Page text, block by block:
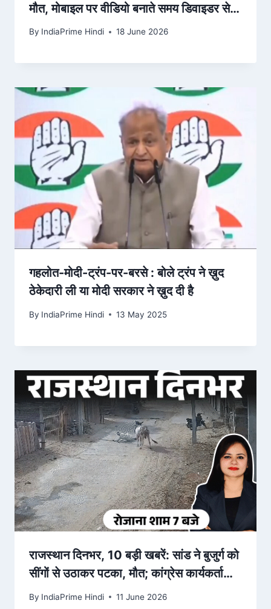
मौत, मोबाइल पर वीडियो बनाते समय डिवाइडर से
टकराया
By IndiaPrime Hindi 18 June 2026
गहलोत-मोदी-ट्रंप-पर-बरसे : बोले ट्रंप ने ख़ुद
ठेकेदारी ली या मोदी सरकार ने ख़ुद दी है
By IndiaPrime Hindi 13 May 2025
राजस्थान दिनभर, 10 बड़ी खबरें: सांड ने बुजुर्ग को
सींगों से उठाकर पटका, मौत; कांग्रेस कार्यकर्ताओं
को दौड़ा-… – Dainik Bhaskar
By IndiaPrime Hindi 11 June 2026